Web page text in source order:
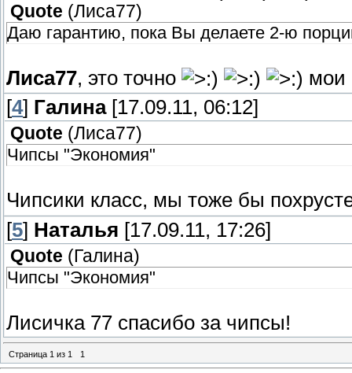
Quote (Лиса77)
Даю гарантию, пока Вы делаете 2-ю
Лиса77, это точно
мои
[4] Галина[17.09.11, 06:12]
Quote (Лиса77)
Чипсы "Экономия"
Чипсики класс, мы тоже бы
[5] Наталья [17.09.11, 17:26]
Quote ( Галина)
Чипсы "Экономия"
Лисичка 77 спасибо за чипсы!
Страница 1 из 1 1